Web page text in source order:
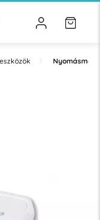
Nyomásmérő